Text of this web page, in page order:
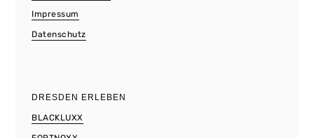
Impressum
Datenschutz
DRESDEN ERLEBEN
BLACKLUXX